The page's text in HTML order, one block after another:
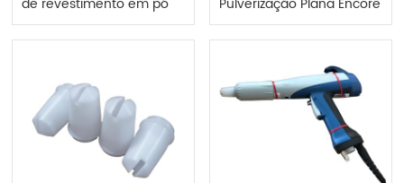
Assy 1604824